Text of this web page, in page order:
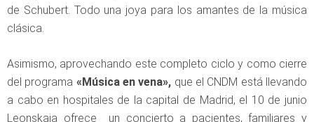
de Schubert. Todo una joya para los amantes de la música
clásica.
Asimismo, aprovechando este completo ciclo y como cierre
del programa «Música en vena», que el CNDM está llevando
a cabo en hospitales de la capital de Madrid, el 10 de junio
Leonskaja ofrece un concierto a pacientes, familiares y